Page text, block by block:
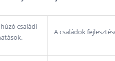
családi
A családok